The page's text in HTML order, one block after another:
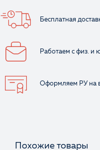
Бесплатная
Работаем с физ. и
Оформляем РУ на
Похожие товары